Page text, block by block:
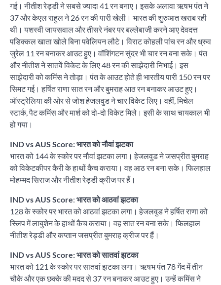
गई। नीतीश रेड्डी ने सबसे ज्यादा 41 रन बनाए। इसके अलावा ऋषभ पंत ने
37 और केएल राहुल ने 26 रन की पारी खेली। भारत की शुरुआत खराब रही
थी। यशस्वी जायसवाल और तीसरे नंबर पर बल्लेबाजी करने आए देवदत्त
पडिक्कल खाता खोले बिना पवेलियन लौटे। विराट कोहली पांच रन और ध्रुव
जुरेल 11 रन बनाकर आउट हुए। वॉशिंगटन सुंदर भी चार रन बना सके। पंत
और नीतीश ने सातवें विकेट के लिए 48 रन की साझेदारी निभाई। इस
साझेदारी को कमिंस ने तोड़ा। पंत के आउट होते ही भारतीय पारी 150 रन पर
सिमट गई। हर्षित राणा सात रन और बुमराह आठ रन बनाकर आउट हुए।
ऑस्ट्रेलिया की ओर से जोश हेजलवुड ने चार विकेट लिए। वहीं, मिचेल
स्टार्क, पैट कमिंस और मार्श को दो-दो विकेट मिले। इसी के साथ चायकाल भी
हो गया।
IND vs AUS Score: भारत को नौवां झटका
भारत को 144 के स्कोर पर नौवां झटका लगा। हेजलवुड ने जसप्रीत बुमराह
को विकेटकीपर कैरी के हाथों कैच कराया। वह आठ रन बना सके। फिलहाल
मोहम्मद सिराज और नीतीश रेड्डी क्रीज पर हैं।
IND vs AUS Score: भारत को आठवां झटका
128 के स्कोर पर भारत को आठवां झटका लगा। हेजलवुड ने हर्षित राणा को
स्लिप में लाबुशेन के हाथों कैच कराया। वह सात रन बना सके। फिलहाल
नीतीश रेड्डी और कप्तान जसप्रीत बुमराह क्रीज पर हैं।
IND vs AUS Score: भारत को सातवां झटका
भारत को 121 के स्कोर पर सातवां झटका लगा। ऋषभ पंत 78 गेंद में तीन
चौके और एक छक्के की मदद से 37 रन बनाकर आउट हुए। उन्हें कमिंस ने